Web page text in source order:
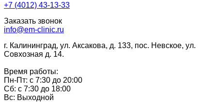
+7 (4012) 43-13-33
Заказать звонок
info@em-clinic.ru
г. Калининград, ул. Аксакова, д. 133, пос. Невское, ул.
Совхозная д. 14.
Время работы:
Пн-Пт: с 7:30 до 20:00
Сб: с 7:30 до 18:00
Вс: Выходной